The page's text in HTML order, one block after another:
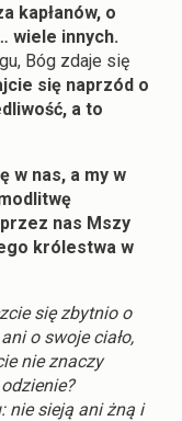
kapłanów, o
wiele innych.
Bóg zdaje się
się naprzód o
a to
w nas, a my w
nas Mszy
królestwa w
się zbytnio o
o swoje ciało,
nie znaczy
nie sieją ani żną i